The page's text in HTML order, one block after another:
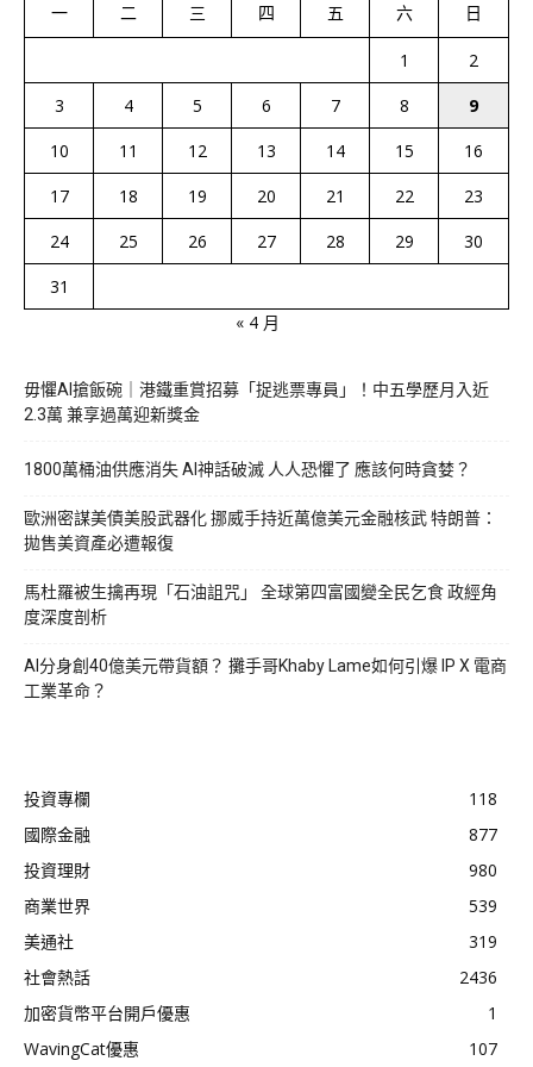
一 二 三 四 五 六 日
1
2
3
4 5 6 7 8
9
10
11 12 13 14 15
16
17
18 19 20 21 22
23
24
25 26 27 28 29
30
31
« 4 月
毋懼AI搶飯碗｜港鐵重賞招募「捉逃票專員」！中五學歷月入近
2.3萬 兼享過萬迎新獎金
1800萬桶油供應消失 AI神話破滅 人人恐懼了 應該何時貪婪？
歐洲密謀美債美股武器化 挪威手持近萬億美元金融核武 特朗普：
拋售美資產必遭報復
馬杜羅被生擒再現「石油詛咒」 全球第四富國變全民乞食 政經角
度深度剖析
AI分身創40億美元帶貨額？ 攤手哥Khaby Lame如何引爆 IP X 電商
工業革命？
投資專欄
118
國際金融
877
投資理財
980
商業世界
539
美通社
319
社會熱話
2436
加密貨幣平台開戶優惠
1
WavingCat優惠
107